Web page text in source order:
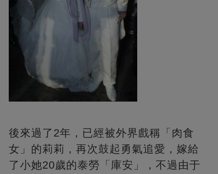
後來過了2年，已經被外界戲稱「肉食
女」的莉莉，再次鼓起勇氣追愛，嫁給
了小她20歲的泰勞「庫安」，不過由于